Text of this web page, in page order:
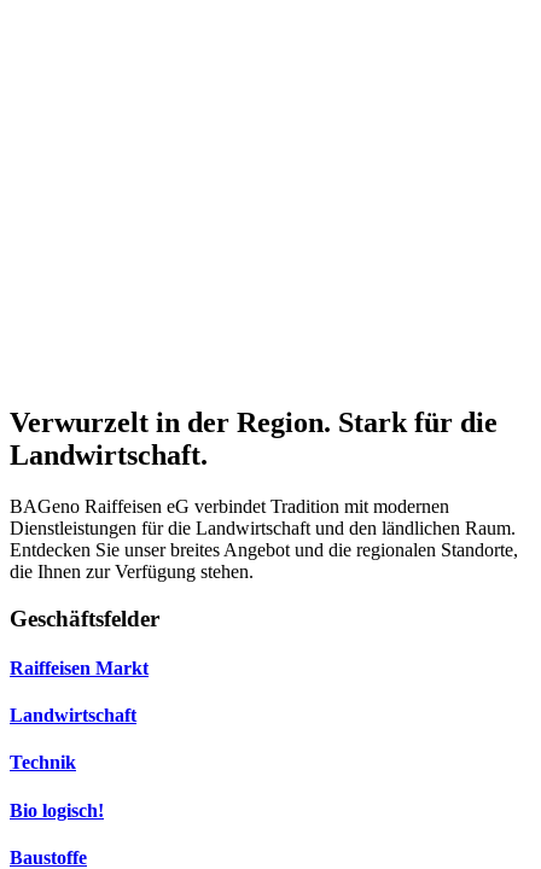
Verwurzelt in der Region. Stark für die
Landwirtschaft.
BAGeno Raiffeisen eG verbindet Tradition mit modernen
Dienstleistungen für die Landwirtschaft und den ländlichen Raum.
Entdecken Sie unser breites Angebot und die regionalen Standorte,
die Ihnen zur Verfügung stehen.
Geschäftsfelder
Raiffeisen Markt
Landwirtschaft
Technik
Bio logisch!
Baustoffe